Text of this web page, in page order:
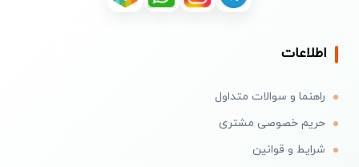
اطلاعات
راهنما و سوالات متداول
حریم خصوصی مشتری
شرایط و قوانین